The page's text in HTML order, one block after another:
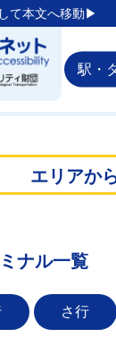
て本文へ移動▶︎
駅・
エリアか
ナル一覧
さ行